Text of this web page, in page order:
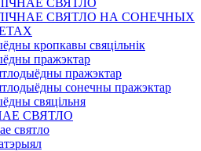
СВЯТЛО
СВЯТЛО НА СОНЕЧНЫХ
кропкавы свяцільнік
пражэктар
пражэктар
сонечны пражэктар
свяцільня
СВЯТЛО
святло